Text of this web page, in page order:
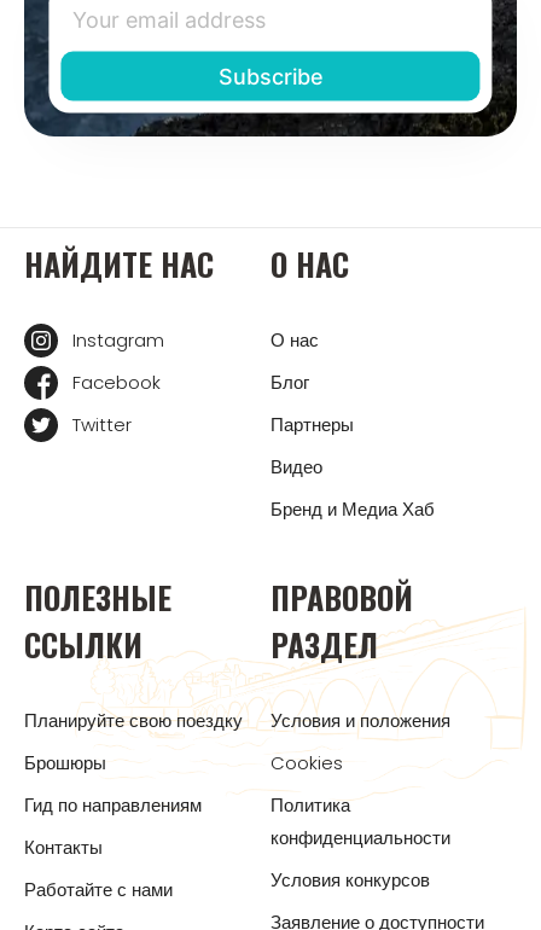
НАЙДИТЕ НАС
Instagram
Facebook
Twitter
О НАС
О нас
Блог
Партнеры
Видео
Бренд и Медиа Хаб
ПОЛЕЗНЫЕ
ССЫЛКИ
Планируйте свою поездку
Брошюры
Гид по направлениям
Контакты
Работайте с нами
ПРАВОВОЙ
РАЗДЕЛ
Условия и положения
Cookies
Политика
конфиденциальности
Условия конкурсов
Заявление о доступности